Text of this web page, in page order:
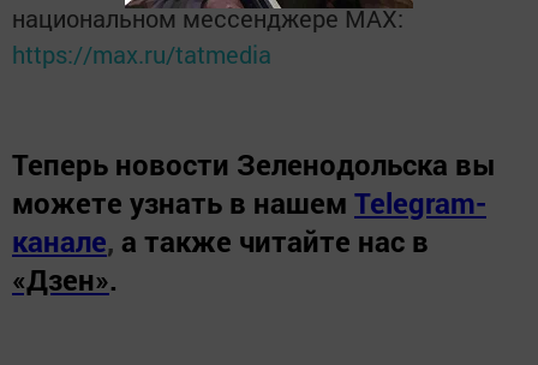
национальном мессенджере MАХ:
https://max.ru/tatmedia
Теперь новости Зеленодольска вы
можете узнать в нашем Telegram-
канале, а также читайте нас в
«Дзен».